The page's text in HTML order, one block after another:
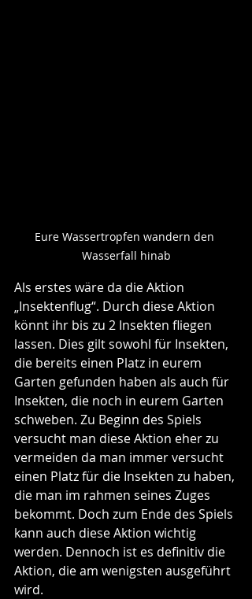
Eure Wassertropfen wandern den
Wasserfall hinab
Als erstes wäre da die Aktion
„Insektenflug“. Durch diese Aktion
könnt ihr bis zu 2 Insekten fliegen
lassen. Dies gilt sowohl für Insekten,
die bereits einen Platz in eurem
Garten gefunden haben als auch für
Insekten, die noch in eurem Garten
schweben. Zu Beginn des Spiels
versucht man diese Aktion eher zu
vermeiden da man immer versucht
einen Platz für die Insekten zu haben,
die man im rahmen seines Zuges
bekommt. Doch zum Ende des Spiels
kann auch diese Aktion wichtig
werden. Dennoch ist es definitiv die
Aktion, die am wenigsten ausgeführt
wird.